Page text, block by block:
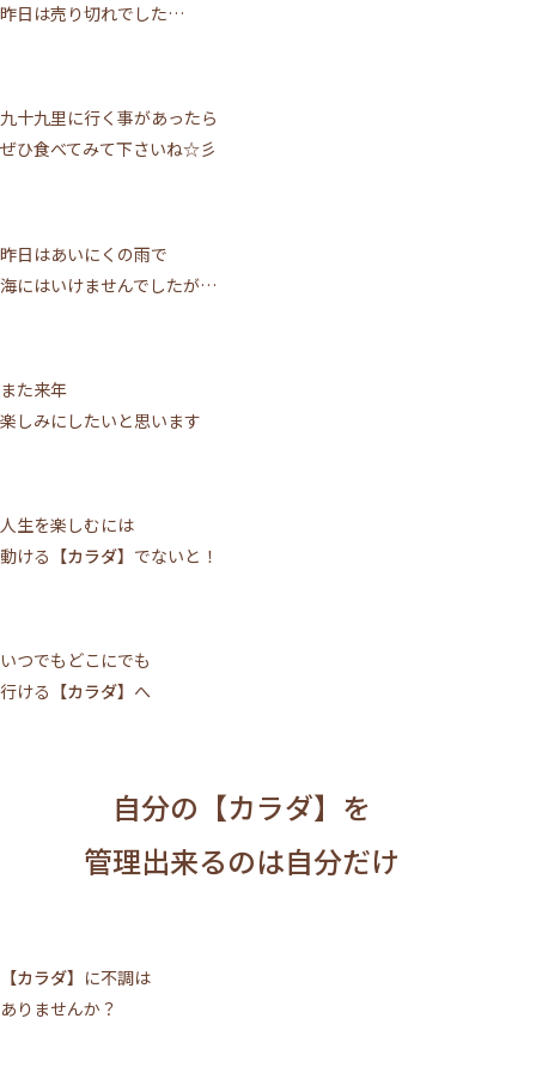
昨日は売り切れでした…
九十九里に行く事があったら
ぜひ食べてみて下さいね☆彡
昨日はあいにくの雨で
海にはいけませんでしたが…
また来年
楽しみにしたいと思います
人生を楽しむには
動ける 【カラダ】 でないと！
いつでもどこにでも
行ける 【カラダ】 へ
自分の【カラダ】を
管理出来るのは自分だけ
【カラダ】 に不調は
ありませんか？